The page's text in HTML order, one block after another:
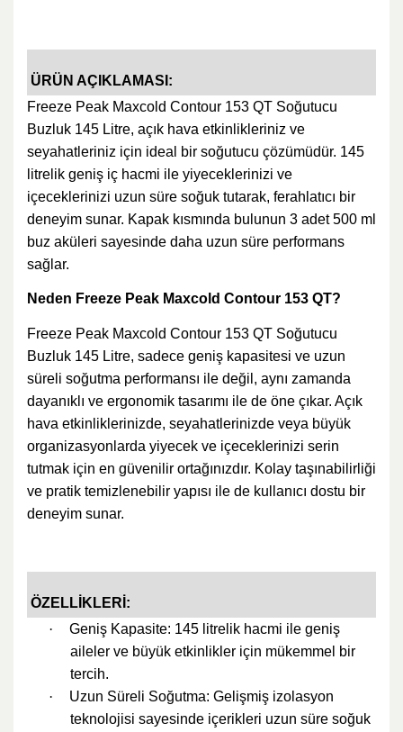
ÜRÜN AÇIKLAMASI:
Freeze Peak Maxcold Contour 153 QT Soğutucu
Buzluk 145 Litre, açık hava etkinlikleriniz ve
seyahatleriniz için ideal bir soğutucu çözümüdür. 145
litrelik geniş iç hacmi ile yiyeceklerinizi ve
içeceklerinizi uzun süre soğuk tutarak, ferahlatıcı bir
deneyim sunar. Kapak kısmında bulunun 3 adet 500 ml
buz aküleri sayesinde daha uzun süre performans
sağlar.
Neden Freeze Peak Maxcold Contour 153 QT?
Freeze Peak Maxcold Contour 153 QT Soğutucu
Buzluk 145 Litre, sadece geniş kapasitesi ve uzun
süreli soğutma performansı ile değil, aynı zamanda
dayanıklı ve ergonomik tasarımı ile de öne çıkar. Açık
hava etkinliklerinizde, seyahatlerinizde veya büyük
organizasyonlarda yiyecek ve içeceklerinizi serin
tutmak için en güvenilir ortağınızdır. Kolay taşınabilirliği
ve pratik temizlenebilir yapısı ile de kullanıcı dostu bir
deneyim sunar.
ÖZELLİKLERİ:
·
Geniş Kapasite: 145 litrelik hacmi ile geniş
aileler ve büyük etkinlikler için mükemmel bir
tercih.
·
Uzun Süreli Soğutma: Gelişmiş izolasyon
teknolojisi sayesinde içerikleri uzun süre soğuk